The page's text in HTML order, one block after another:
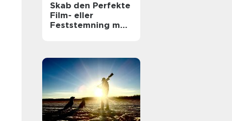
Skab den Perfekte
Film- eller
Feststemning med